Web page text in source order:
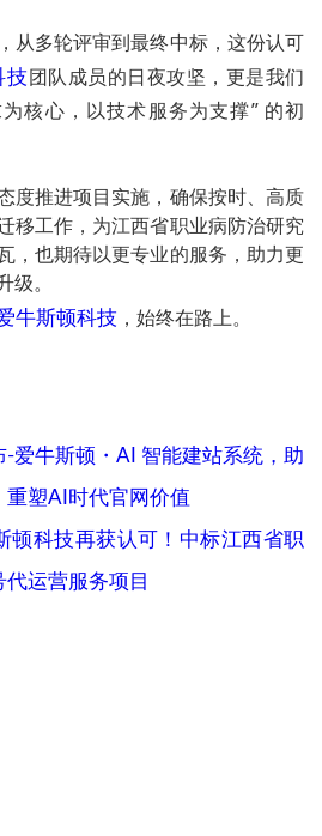
从多轮评审到最终中标，这份认可
技团队成员的日夜攻坚，更是我们
核心，以技术服务为支撑” 的初
度推进项目实施，确保按时、高质
移工作，为江西省职业病防治研究
，也期待以更专业的服务，助力更
。
牛斯顿科技，始终在路上。
-爱牛斯顿・AI 智能建站系统，助
塑AI时代官网价值
顿科技再获认可！中标江西省职
运营服务项目